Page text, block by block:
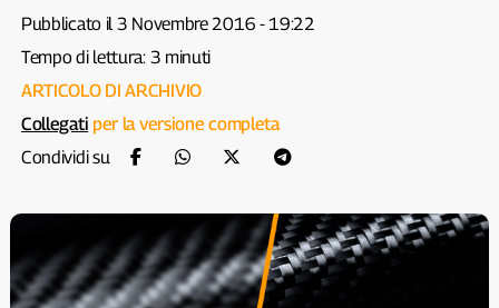
Pubblicato il 3 Novembre 2016 - 19:22
Tempo di lettura: 3 minuti
ARTICOLO DI ARCHIVIO
Collegati per la versione completa
Condividi su